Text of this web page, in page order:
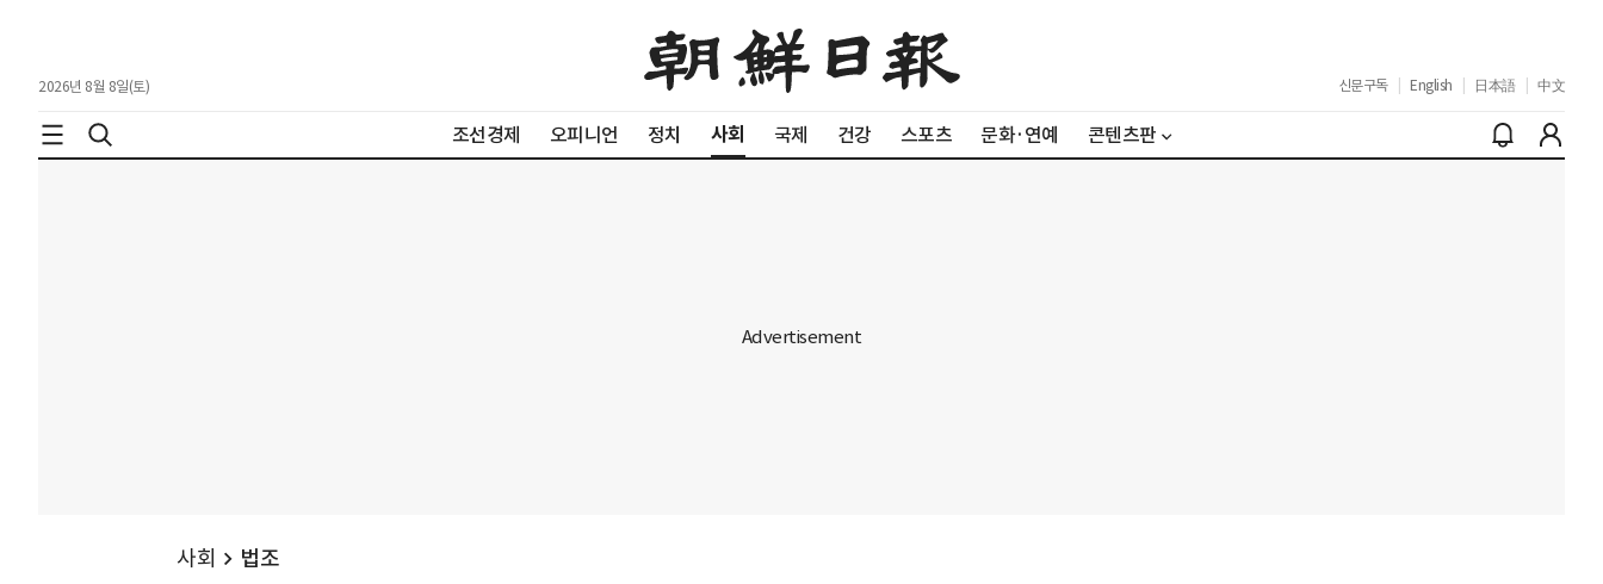
2026년 8월 8일(토) 신문구독 English 日本語 中文
조선경제 오피니언 정치 사회 국제 건강 스포츠 문화·연예 콘텐츠판
사회 법조